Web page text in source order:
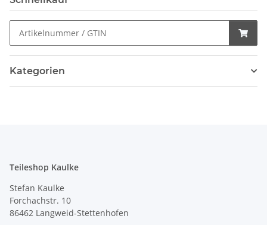
Kategorien
Teileshop Kaulke
Stefan Kaulke
Forchachstr. 10
86462 Langweid-Stettenhofen